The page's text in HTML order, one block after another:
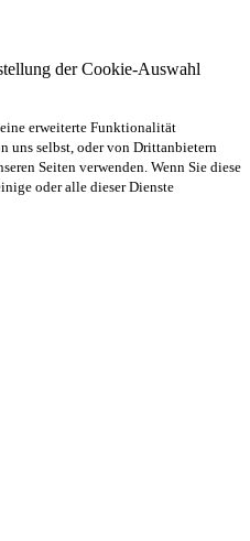
der Cookie-Auswahl
erweiterte Funktionalität
uns selbst, oder von Drittanbietern
Seiten verwenden. Wenn Sie diese
oder alle dieser Dienste